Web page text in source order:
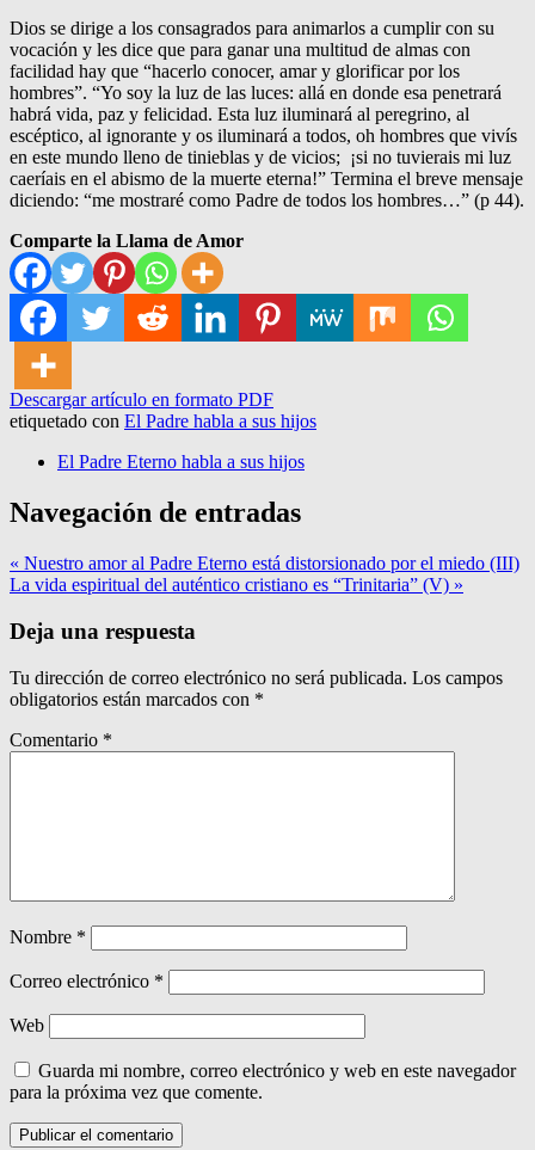
Dios se dirige a los consagrados para animarlos a cumplir con su
vocación y les dice que para ganar una multitud de almas con
facilidad hay que “hacerlo conocer, amar y glorificar por los
hombres”. “Yo soy la luz de las luces: allá en donde esa penetrará
habrá vida, paz y felicidad. Esta luz iluminará al peregrino, al
escéptico, al ignorante y os iluminará a todos, oh hombres que vivís
en este mundo lleno de tinieblas y de vicios; ¡si no tuvierais mi luz
caeríais en el abismo de la muerte eterna!” Termina el breve mensaje
diciendo: “me mostraré como Padre de todos los hombres…” (p 44).
Comparte la Llama de Amor
Descargar artículo en formato PDF
etiquetado con El Padre habla a sus hijos
El Padre Eterno habla a sus hijos
Navegación de entradas
« Nuestro amor al Padre Eterno está distorsionado por el miedo (III)
La vida espiritual del auténtico cristiano es “Trinitaria” (V) »
Deja una respuesta
Tu dirección de correo electrónico no será publicada. Los campos
obligatorios están marcados con *
Comentario *
Nombre *
Correo electrónico *
Web
Guarda mi nombre, correo electrónico y web en este navegador
para la próxima vez que comente.